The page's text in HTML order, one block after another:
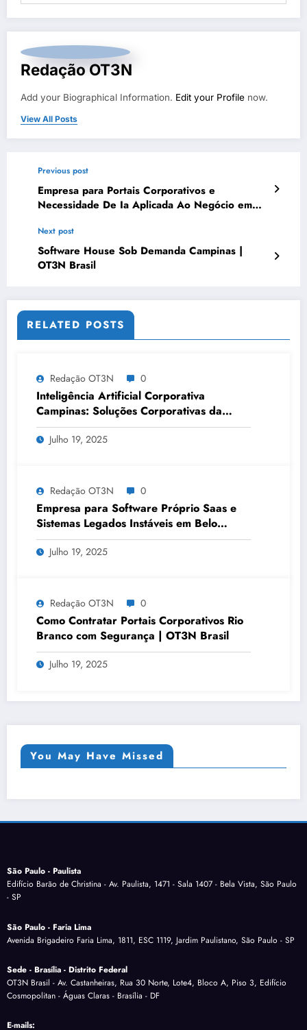
Redação OT3N
Add your Biographical Information. Edit your Profile now.
View All Posts
Previous post
Empresa para Portais Corporativos e
Necessidade De Ia Aplicada Ao Negócio em
Next post
Software House Sob Demanda Campinas |
OT3N Brasil
RELATED POSTS
Redação OT3N 0
Inteligência Artificial Corporativa
Campinas: Soluções Corporativas da
OT3N Brasil – Guia 3083
Julho 19, 2025
Redação OT3N 0
Empresa para Software Próprio Saas e
Sistemas Legados Instáveis em Belo
Horizonte | OT3N Brasil – Guia 3449
Julho 19, 2025
Redação OT3N 0
Como Contratar Portais Corporativos Rio
Branco com Segurança | OT3N Brasil
Julho 19, 2025
You May Have Missed
São Paulo - Paulista
Edifício Barão de Christina - Av. Paulista, 1471 - Sala 1407 - Bela Vista, São Paulo
- SP
São Paulo - Faria Lima
Avenida Brigadeiro Faria Lima, 1811, ESC 1119, Jardim Paulistano, São Paulo - SP
Sede - Brasília - Distrito Federal
OT3N Brasil - Av. Castanheiras, Rua 30 Norte, Lote4, Bloco A, Piso 3, Edifício
Cosmopolitan - Águas Claras - Brasília - DF
E-mails: